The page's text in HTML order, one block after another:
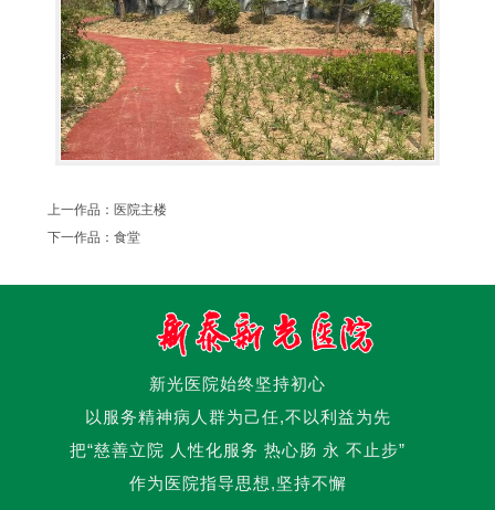
上一作品： 医院主楼
下一作品：食堂
新光医院始终坚持初心
以服务精神病人群为己任,不以利益为先
把“慈善立院 人性化服务 热心肠 永 不止步”
作为医院指导思想,坚持不懈